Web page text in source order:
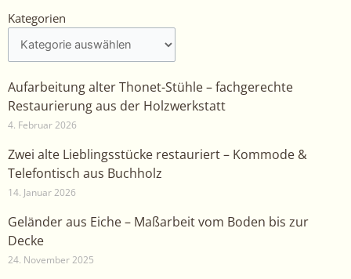
Kategorien
Kategorien
Aufarbeitung alter Thonet-Stühle – fachgerechte
Restaurierung aus der Holzwerkstatt
4. Februar 2026
Zwei alte Lieblingsstücke restauriert – Kommode &
Telefontisch aus Buchholz
14. Januar 2026
Geländer aus Eiche – Maßarbeit vom Boden bis zur
Decke
24. November 2025